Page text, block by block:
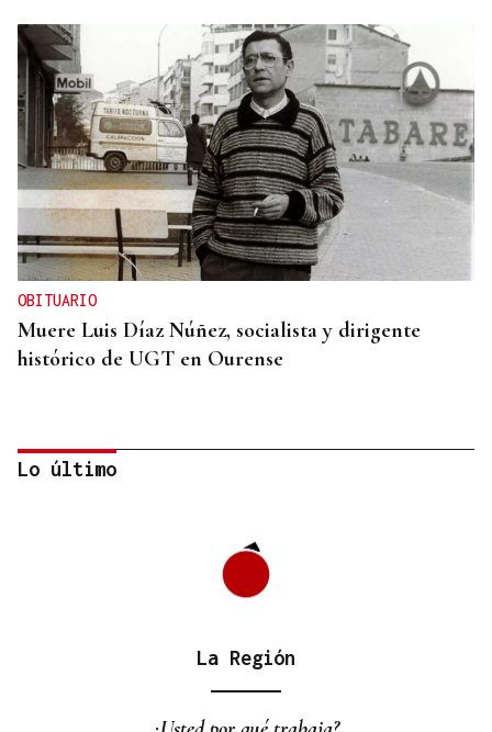
OBITUARIO
Muere Luis Díaz Núñez, socialista y dirigente
histórico de UGT en Ourense
Lo último
La Región